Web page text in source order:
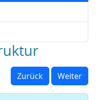
Zurück Weiter